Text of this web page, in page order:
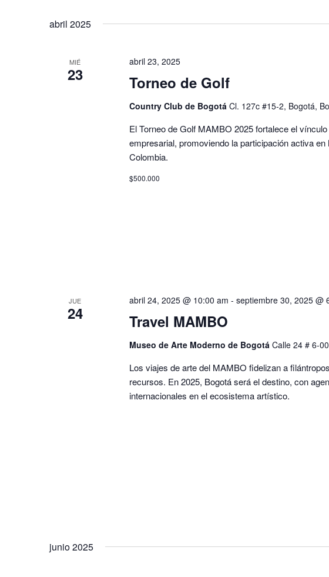
la
abril 2025
MIÉ
23 Torneo de Golf
abril 23, 2025
Country Club de Bogotá Cl. 127c #15-2, Bogotá,
El Torneo de Golf MAMBO 2025 fortalece el
empresarial, promoviendo la participación activa
Colombia.
$500.000
JUE
24 Travel MAMBO
abril 24, 2025 @ 10:00 am - septiembre 30, 2025 @
Museo de Arte Moderno de Bogotá Calle 24 # 6-
Los viajes de arte del MAMBO fidelizan a
recursos. En 2025, Bogotá será el destino, con
internacionales en el ecosistema artístico.
junio 2025